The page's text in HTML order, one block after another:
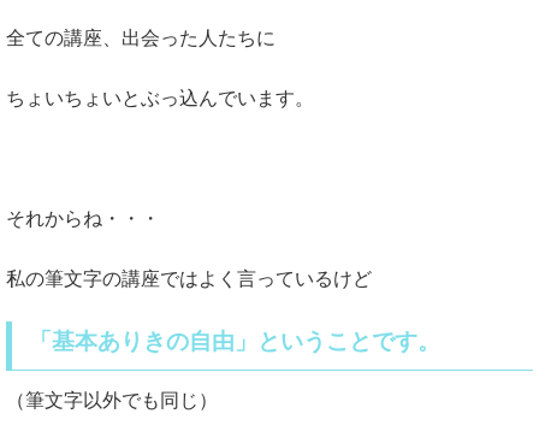
全ての講座、出会った人たちに
ちょいちょいとぶっ込んでいます。
それからね・・・
私の筆文字の講座ではよく言っているけど
「基本ありきの自由」ということです。
（筆文字以外でも同じ）